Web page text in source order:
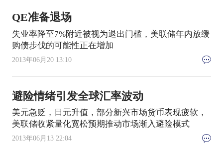
QE准备退场
失业率降至7%附近被视为退出门槛，美联储年内放缓
购债步伐的可能性正在增加
2013年06月20 13:10
避险情绪引发全球汇率波动
美元急贬，日元升值，部分新兴市场货币表现疲软，
美联储收紧量化宽松预期推动市场渐入避险模式
2013年06月13 22:04